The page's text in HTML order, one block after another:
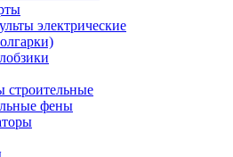
электрические
строительные
фены